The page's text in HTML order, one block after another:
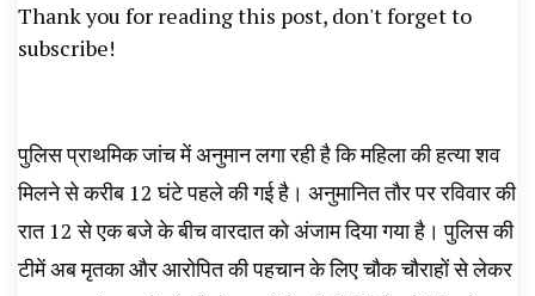
Thank you for reading this post, don't forget to
subscribe!
पुलिस प्राथमिक जांच में अनुमान लगा रही है कि महिला की हत्या शव
मिलने से करीब 12 घंटे पहले की गई है। अनुमानित तौर पर रविवार की
रात 12 से एक बजे के बीच वारदात को अंजाम दिया गया है। पुलिस की
टीमें अब मृतका और आरोपित की पहचान के लिए चौक चौराहों से लेकर